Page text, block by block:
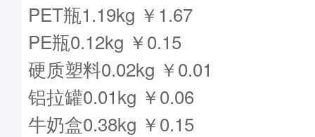
PET瓶1.19kg ￥1.67
PE瓶0.12kg ￥0.15
硬质塑料0.02kg ￥0.01
铝拉罐0.01kg ￥0.06
牛奶盒0.38kg ￥0.15